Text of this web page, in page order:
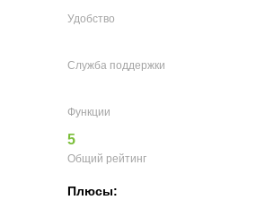
Удобство
Служба поддержки
Функции
5
Общий рейтинг
Плюсы: